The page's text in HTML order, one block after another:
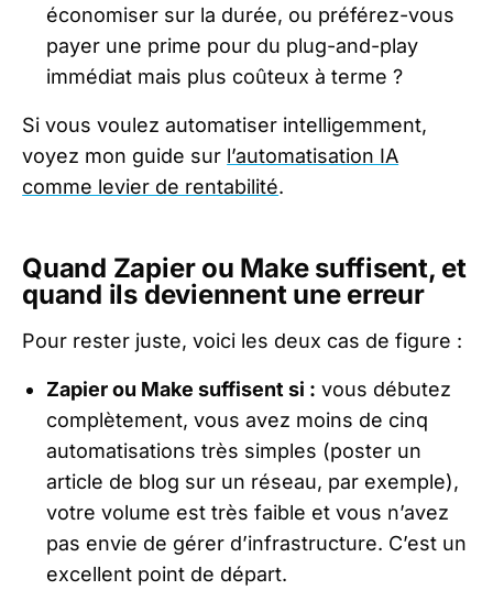
économiser sur la durée, ou préférez-vous
payer une prime pour du plug-and-play
immédiat mais plus coûteux à terme ?
Si vous voulez automatiser intelligemment,
voyez mon guide sur l’automatisation IA
comme levier de rentabilité.
Quand Zapier ou Make suffisent, et
quand ils deviennent une erreur
Pour rester juste, voici les deux cas de figure :
Zapier ou Make suffisent si : vous débutez
complètement, vous avez moins de cinq
automatisations très simples (poster un
article de blog sur un réseau, par exemple),
votre volume est très faible et vous n’avez
pas envie de gérer d’infrastructure. C’est un
excellent point de départ.